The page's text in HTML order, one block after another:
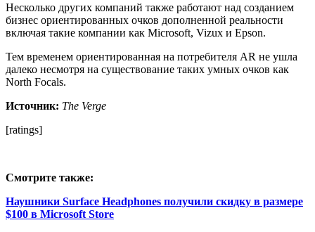
Несколько других компаний также работают над созданием
бизнес ориентированных очков дополненной реальности
включая такие компании как Microsoft, Vizux и Epson.
Тем временем ориентированная на потребителя AR не ушла
далеко несмотря на существование таких умных очков как
North Focals.
Источник: The Verge
[ratings]
Смотрите также:
Наушники Surface Headphones получили скидку в размере
$100 в Microsoft Store